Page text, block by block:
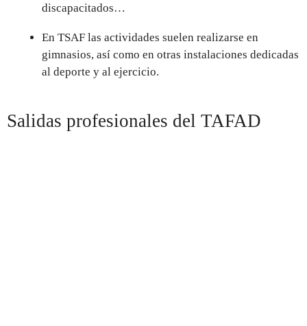
discapacitados…
En TSAF las actividades suelen realizarse en
gimnasios, así como en otras instalaciones dedicadas
al deporte y al ejercicio.
Salidas profesionales del TAFAD